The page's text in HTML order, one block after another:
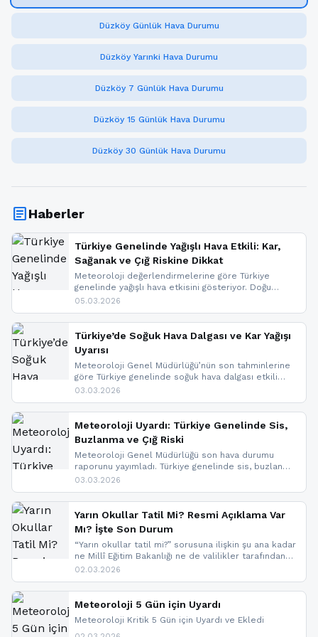
Düzköy Günlük Hava Durumu
Düzköy Yarınki Hava Durumu
Düzköy 7 Günlük Hava Durumu
Düzköy 15 Günlük Hava Durumu
Düzköy 30 Günlük Hava Durumu
articleHaberler
Türkiye Genelinde Yağışlı Hava Etkili: Kar,
Sağanak ve Çığ Riskine Dikkat
Meteoroloji değerlendirmelerine göre Türkiye
genelinde yağışlı hava etkisini gösteriyor. Doğu
bölgelerinde kar yağışı beklenirken Marmara ve
ise çığ tehlikesi bulunuyor. İç kesimlerde sis ve pus
nedeniyle görüş mesafesinde azalma
yaşanabileceği belirtiliyor.
05.03.2026
Türkiye’de Soğuk Hava Dalgası ve Kar Yağışı
Uyarısı
Meteoroloji Genel Müdürlüğü’nün son tahminlerine
göre Türkiye genelinde soğuk hava dalgası etkili
oluyor. Birçok il için kar yağışı ve buzlanma uyarısı
03.03.2026
Meteoroloji Uyardı: Türkiye Genelinde Sis,
Buzlanma ve Çığ Riski
Meteoroloji Genel Müdürlüğü son hava durumu
raporunu yayımladı. Türkiye genelinde sis, buzlanma
ve don beklenirken Doğu Anadolu ve Doğu
yapıldı. İşte son dakika meteoroloji gelişmeleri.
03.03.2026
Yarın Okullar Tatil Mi? Resmi Açıklama Var
Mı? İşte Son Durum
“Yarın okullar tatil mi?” sorusuna ilişkin şu ana kadar
ne Millî Eğitim Bakanlığı ne de valilikler tarafından
yapılmış resmi bir tatil açıklaması bulunmamaktadır.
paylaşacağız. En hızlı şekilde haberdar olmak için
sitemizi takip edebilir ve bildirimleri açabilirsiniz.
02.03.2026
Meteoroloji 5 Gün için Uyardı
Meteoroloji Kritik 5 Gün için Uyardı ve Ekledi